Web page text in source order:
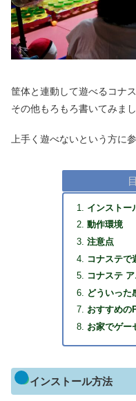
筐体と連動して遊べるコナ
その他もろもろ書いてみま
上手く遊べないという方に
インストー
動作環境
注意点
コナステで
コナステ
どういった
おすすめの
お家でゲー
インストール方法